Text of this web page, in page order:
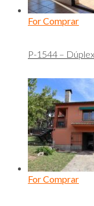
For Comprar
P-1544 –
For Comprar